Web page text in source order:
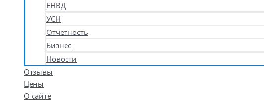
ЕНВД
УСН
Отчетность
Бизнес
Новости
Отзывы
Цены
О сайте